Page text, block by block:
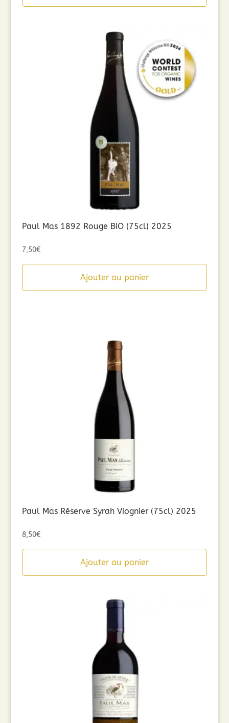
Paul Mas 1892 Rouge BIO (75cl) 2025
7,50€
Ajouter au panier
Paul Mas Réserve Syrah Viognier (75cl) 2025
8,50€
Ajouter au panier